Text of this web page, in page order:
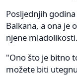
Posljednjih
Balkana, a ona je
njene mladolikosti.
"Ono što je bitno
možete biti